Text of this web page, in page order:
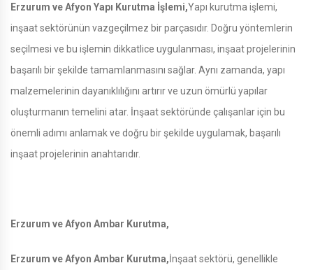
Erzurum ve Afyon Yapı Kurutma İşlemi,Yapı kurutma işlemi,
inşaat sektörünün vazgeçilmez bir parçasıdır. Doğru yöntemlerin
seçilmesi ve bu işlemin dikkatlice uygulanması, inşaat projelerinin
başarılı bir şekilde tamamlanmasını sağlar. Aynı zamanda, yapı
malzemelerinin dayanıklılığını artırır ve uzun ömürlü yapılar
oluşturmanın temelini atar. İnşaat sektöründe çalışanlar için bu
önemli adımı anlamak ve doğru bir şekilde uygulamak, başarılı
inşaat projelerinin anahtarıdır.
Erzurum ve Afyon Ambar Kurutma,
Erzurum ve Afyon Ambar Kurutma,İnşaat sektörü, genellikle